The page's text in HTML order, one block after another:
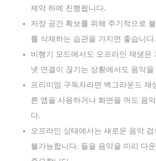
제약 하에 진행됩니다.
저장 공간 확보를 위해 주기적으로
를 삭제하는 습관을 가지면 좋습니다.
비행기 모드에서도 오프라인 재생은
넷 연결이 끊기는 상황에서도 음악
프리미엄 구독자라면 백그라운드 재
른 앱을 사용하거나 화면을 꺼도 음
다.
오프라인 상태에서는 새로운 음악 검
불가능합니다. 들을 음악을 미리 다